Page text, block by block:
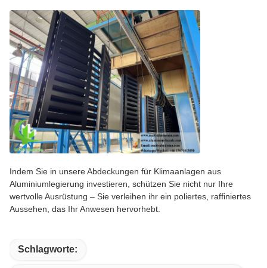
Indem Sie in unsere Abdeckungen für Klimaanlagen aus
Aluminiumlegierung investieren, schützen Sie nicht nur Ihre
wertvolle Ausrüstung – Sie verleihen ihr ein poliertes, raffiniertes
Aussehen, das Ihr Anwesen hervorhebt.
Schlagworte: